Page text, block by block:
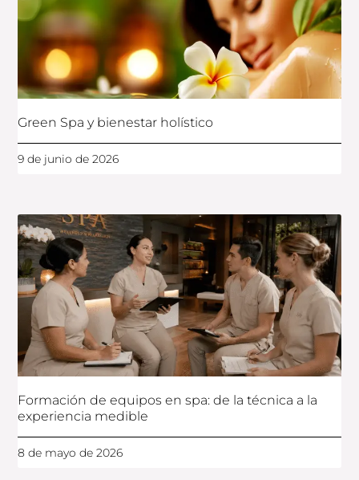
Green Spa y bienestar holístico
9 de junio de 2026
Formación de equipos en spa: de la técnica a la
experiencia medible
8 de mayo de 2026